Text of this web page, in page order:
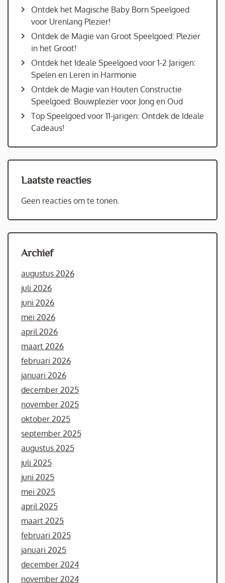
Ontdek het Magische Baby Born Speelgoed
voor Urenlang Plezier!
Ontdek de Magie van Groot Speelgoed: Plezier
in het Groot!
Ontdek het Ideale Speelgoed voor 1-2 Jarigen:
Spelen en Leren in Harmonie
Ontdek de Magie van Houten Constructie
Speelgoed: Bouwplezier voor Jong en Oud
Top Speelgoed voor 11-jarigen: Ontdek de Ideale
Cadeaus!
Laatste reacties
Geen reacties om te tonen.
Archief
augustus 2026
juli 2026
juni 2026
mei 2026
april 2026
maart 2026
februari 2026
januari 2026
december 2025
november 2025
oktober 2025
september 2025
augustus 2025
juli 2025
juni 2025
mei 2025
april 2025
maart 2025
februari 2025
januari 2025
december 2024
november 2024